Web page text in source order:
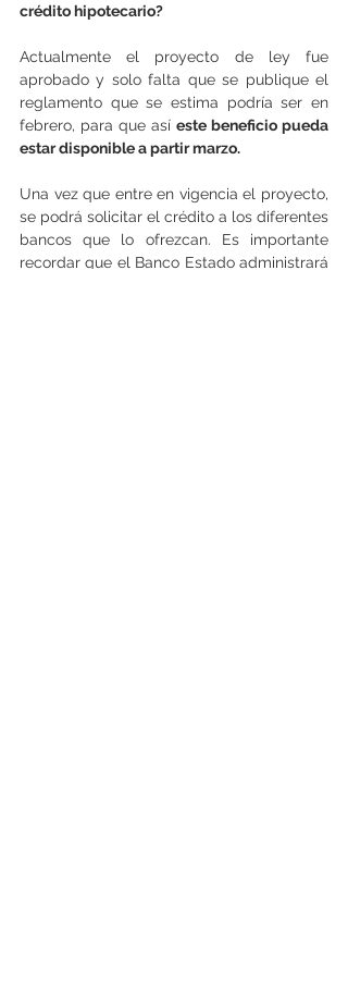
crédito hipotecario?
Actualmente el proyecto de ley fue
aprobado y solo falta que se publique el
reglamento que se estima podría ser en
febrero, para que así este beneficio pueda
estar disponible a partir marzo.
Una vez que entre en vigencia el proyecto,
se podrá solicitar el crédito a los diferentes
bancos que lo ofrezcan. Es importante
recordar que el Banco Estado administrará